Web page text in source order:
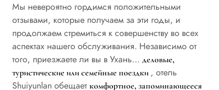
Мы невероятно гордимся положительными
отзывами, которые получаем за эти годы, и
продолжаем стремиться к совершенству во всех
аспектах нашего обслуживания. Независимо от
того, приезжаете ли вы в Ухань… деловые,
туристические или семейные поездки , отель
Shuiyunlan обещает комфортное, запоминающееся